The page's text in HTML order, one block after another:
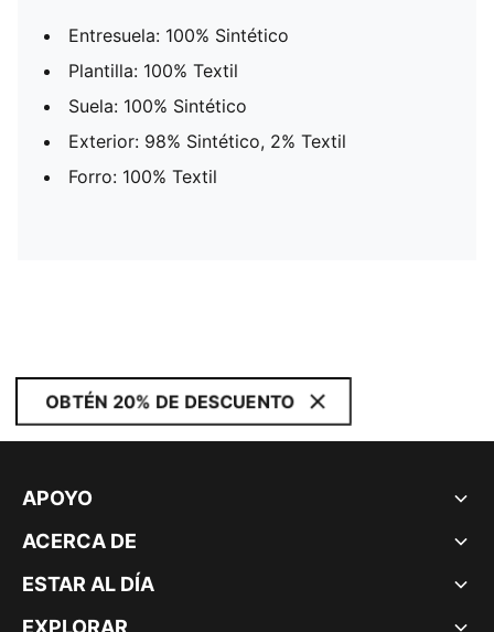
Entresuela: 100% Sintético
Plantilla: 100% Textil
Suela: 100% Sintético
Exterior: 98% Sintético, 2% Textil
Forro: 100% Textil
OBTÉN 20% DE DESCUENTO
APOYO
ACERCA DE
ESTAR AL DÍA
EXPLORAR